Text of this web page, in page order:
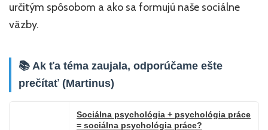
určitým spôsobom a ako sa formujú naše sociálne
väzby.
📚 Ak ťa téma zaujala, odporúčame ešte
prečítať (Martinus)
Sociálna psychológia + psychológia práce
= sociálna psychológia práce?